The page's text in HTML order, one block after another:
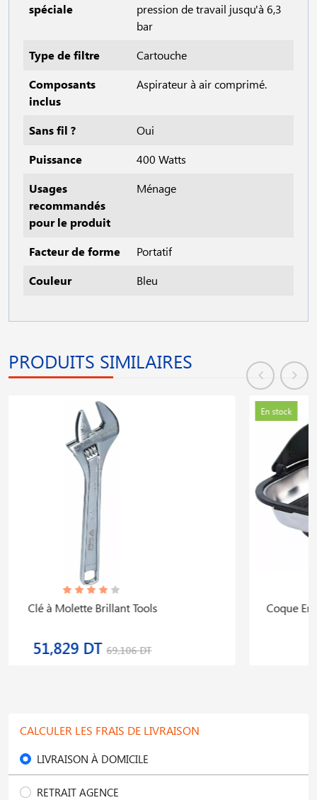
spéciale
pression de travail jusqu'à 6,3
bar
Type de filtre
Cartouche
Composants
inclus
Aspirateur à air comprimé.
Sans fil ?
Oui
Puissance
400 Watts
Usages
recommandés
pour le produit
Ménage
Facteur de forme
Portatif
Couleur
Bleu
PRODUITS SIMILAIRES
Coque En Inox Avec Bac De Récupération 140 X 240
71,377 DT
CALCULER LES FRAIS DE LIVRAISON
LIVRAISON À DOMICILE
RETRAIT AGENCE